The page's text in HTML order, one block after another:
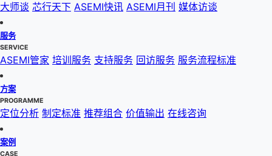
大师谈 芯行天下 ASEMI快讯 ASEMI月刊 媒体访谈
服务
SERVICE
ASEMI管家 培训服务 支持服务 回访服务 服务流程标准
方案
PROGRAMME
定位分析 制定标准 推荐组合 价值输出 在线咨询
案例
CASE